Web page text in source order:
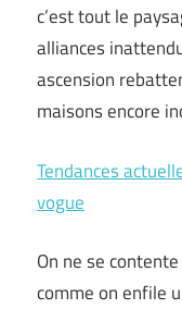
c’est tout le
alliances
ascension
maisons encore
Tendances
vogue
On ne se
comme on enfile